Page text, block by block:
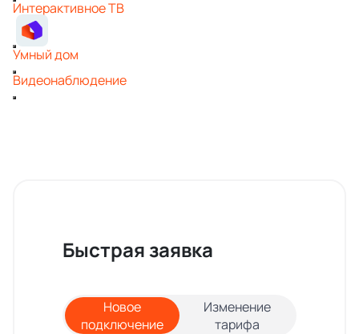
Интерактивное ТВ
Умный дом
Видеонаблюдение
Быстрая заявка
Новое
подключение
Изменение
тарифа